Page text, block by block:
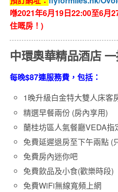
喺2021年6月19日22:00至6月
住嘅房！)
中環奧華精品酒店
每晚$87連服務費，包括：
1晚升級白金特大雙人床客
精選早餐兩份 (房內享用)
蘭桂坊區人氣餐廳VEDA指
免費延遲退房至下午兩點 (
免費房內迷你吧
免費飲品及小食(歡樂時段)
免費WiFi無線寬頻上網